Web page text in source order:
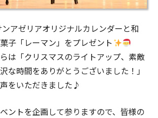
アゼリアオリジナルカレンダーと和
子「レーマン」をプレゼント
は「クリスマスのライトアップ、素敵
な時間をありがとうございました！」
をいただきました♪
ントを企画して参りますので、皆様の